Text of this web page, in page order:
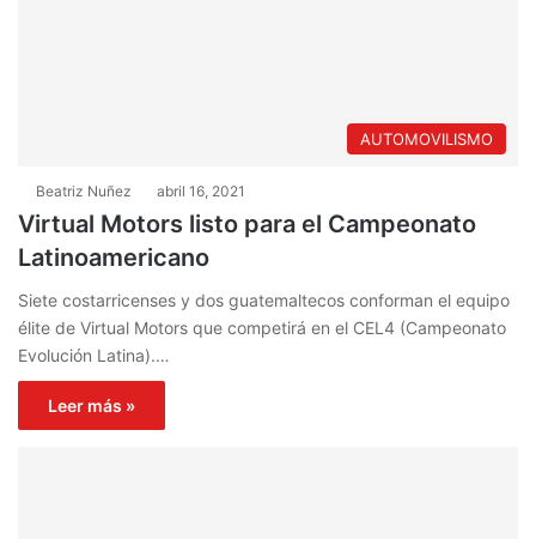
AUTOMOVILISMO
Beatriz Nuñez abril 16, 2021
Virtual Motors listo para el Campeonato
Latinoamericano
Siete costarricenses y dos guatemaltecos conforman el equipo
élite de Virtual Motors que competirá en el CEL4 (Campeonato
Evolución Latina).…
Leer más »